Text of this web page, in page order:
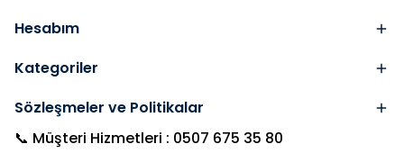
Hesabım
Kategoriler
Sözleşmeler ve Politikalar
📞 Müşteri Hizmetleri : 0507 675 35 80